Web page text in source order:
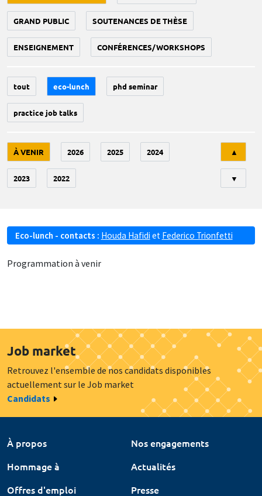
GRAND PUBLIC SOUTENANCES DE THÈSE
ENSEIGNEMENT CONFÉRENCES/WORKSHOPS
tout eco-lunch phd seminar
practice job talks
À VENIR 2026 2025 2024
2023 2022
▲
▼
Eco-lunch - contacts : Houda Hafidi et Federico Trionfetti
Programmation à venir
Job market
Retrouvez l'ensemble de nos candidats disponibles
actuellement sur le Job market
Candidats
À propos
Nos engagements
Hommage à
Actualités
Offres d'emploi
Presse